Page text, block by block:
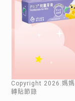
Copyright 2026 .媽
轉貼節錄